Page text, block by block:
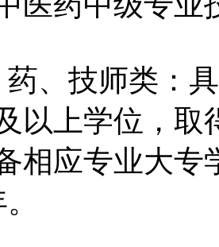
药、技师类：
以上学位，
相应专业大专